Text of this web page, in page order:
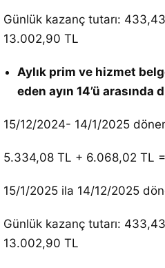
Günlük kazanç tutarı:
13.002,90 TL
Aylık prim ve hizmet
eden ayın 14’ü
15/12/2024- 14/1/2025
5.334,08 TL + 6.068,02 TL
15/1/2025 ila 14/12/2025
Günlük kazanç tutarı:
13.002,90 TL